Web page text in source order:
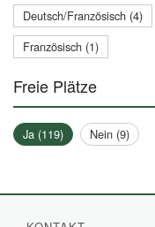
Deutsch/Französisch (4)
Französisch (1)
Freie Plätze
Ja (119) Nein (9)